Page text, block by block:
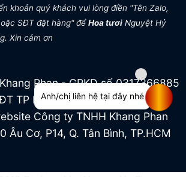
khoản quý khách vui lòng điền "Tên Zalo,
SĐT đặt hàng" đểHoa tươi Nguyệt Hỷ
Xin cảm ơn
Phan - GPKD số 0317366885
TP HCM cấp ngày 04/07/2022
Công ty TNHH Khang Phan
Âu Cơ, P14, Q. Tân Bình, TP.HCM
Anh/chị liên hệ tại đây nhé